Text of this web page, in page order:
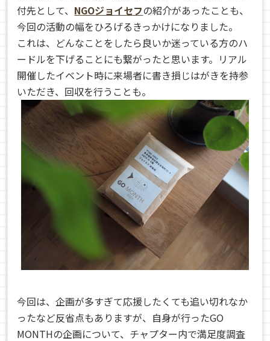
付先として、 NGOジョイセフの紹介があったことも、
今回の活動の幅をひろげるきっかけになりました。
これは、どんなことをしたら良いか迷っている方のハ
ードルを下げることにも繋がったと思います。リアル
開催したイベント時に来場者に書き損じはがきを持参
いただき、回収を行うことも。
今回は、企画が多すぎて応援したくても追い切れなか
ったなど反省点もありますが、自身が行ったGO
MONTHの企画について、チャプター内で満足度調査